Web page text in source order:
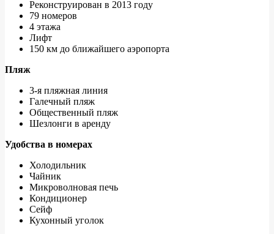
Реконструирован в 2013 году
79 номеров
4 этажа
Лифт
150 км до ближайшего аэропорта
Пляж
3-я пляжная линия
Галечный пляж
Общественный пляж
Шезлонги в аренду
Удобства в номерах
Холодильник
Чайник
Микроволновая печь
Кондиционер
Сейф
Кухонный уголок